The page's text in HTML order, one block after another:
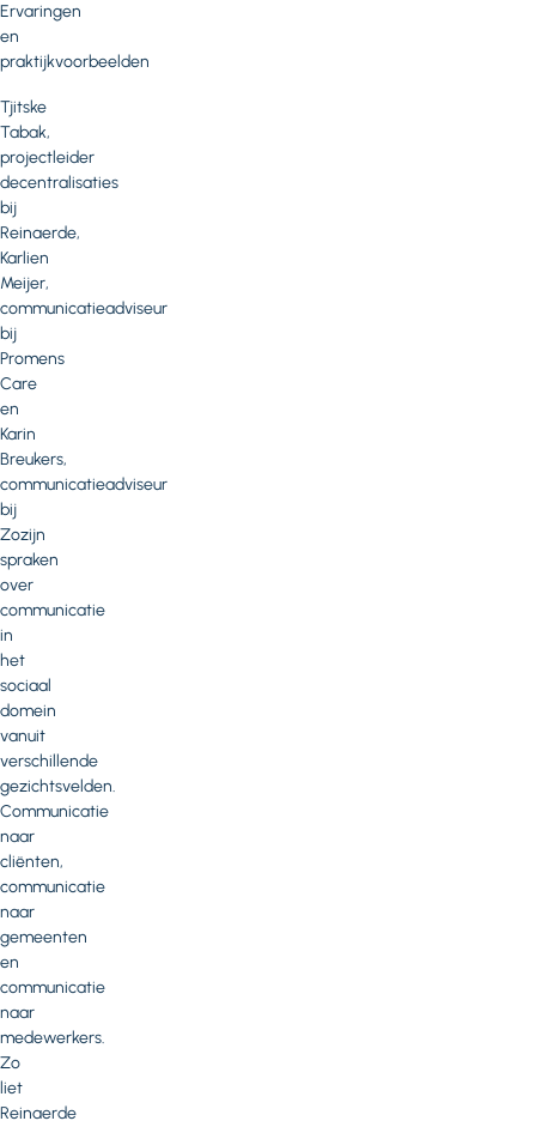
Ervaringen
en
praktijkvoorbeelden
Tjitske
Tabak,
projectleider
decentralisaties
bij
Reinaerde,
Karlien
Meijer,
communicatieadviseur
bij
Promens
Care
en
Karin
Breukers,
communicatieadviseur
bij
Zozijn
spraken
over
communicatie
in
het
sociaal
domein
vanuit
verschillende
gezichtsvelden.
Communicatie
naar
cliënten,
communicatie
naar
gemeenten
en
communicatie
naar
medewerkers.
Zo
liet
Reinaerde